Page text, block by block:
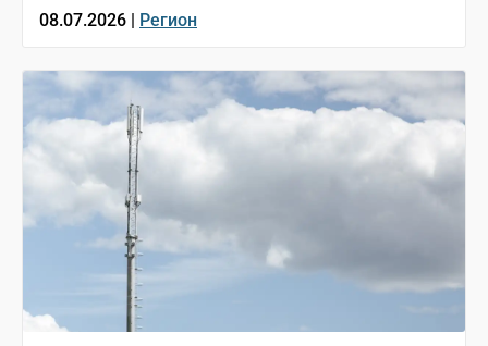
08.07.2026 | Регион